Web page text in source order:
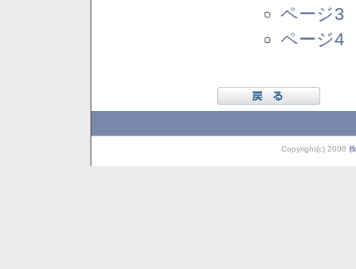
ページ3
ページ4
Copyright(c) 2008